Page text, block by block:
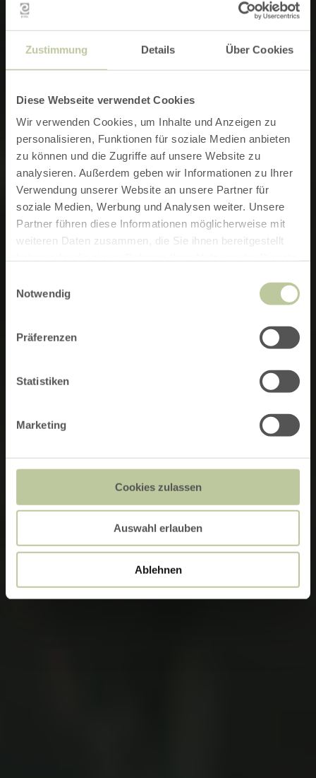
Zustimmung Details Über Cookies
Diese Webseite verwendet Cookies
Wir verwenden Cookies, um Inhalte und Anzeigen zu
personalisieren, Funktionen für soziale Medien anbieten
zu können und die Zugriffe auf unsere Website zu
analysieren. Außerdem geben wir Informationen zu Ihrer
Verwendung unserer Website an unsere Partner für
soziale Medien, Werbung und Analysen weiter. Unsere
Partner führen diese Informationen möglicherweise mit
weiteren Daten zusammen, die Sie ihnen bereitgestellt
Notwendig
Präferenzen
Statistiken
Marketing
Cookies zulassen
Auswahl erlauben
Ablehnen